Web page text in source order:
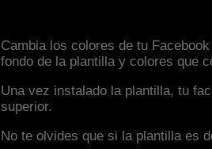
Cambia los colores de tu
fondo de la plantilla y colores que
Una vez instalado la plantilla, tu
superior.
No te olvides que si la plantilla es